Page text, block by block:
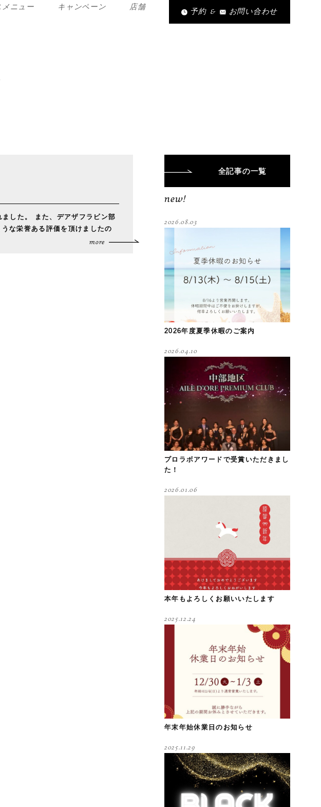
メニュー キャンペーン 店舗
予約 & お問い合わせ
した。 また、デアザフラビン部
な栄誉ある評価を頂けましたの
more
全記事の一覧
new!
2026年度夏季休暇のご案内
2026.08.03
プロラボアワードで受賞いただきまし
た！
2026.04.10
本年もよろしくお願いいたします
2026.01.06
年末年始休業日のお知らせ
2025.12.24
2025.11.29